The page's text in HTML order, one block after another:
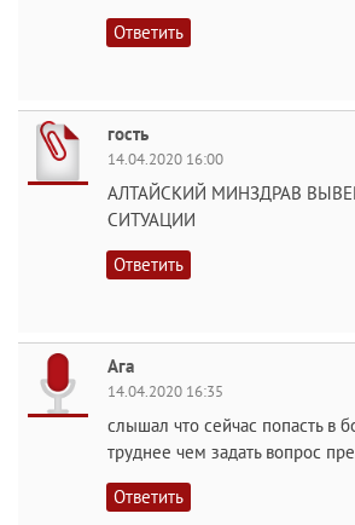
Ответить
гость
14.04.2020 16:00
АЛТАЙСКИЙ МИНЗДРАВ
СИТУАЦИИ
Ответить
Ага
14.04.2020 16:35
слышал что сейчас попасть в
труднее чем задать вопрос
Ответить